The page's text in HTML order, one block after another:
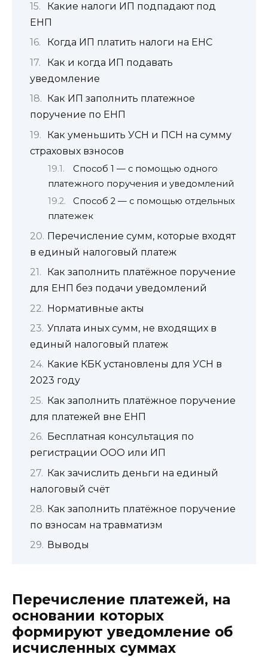
Какие налоги ИП подпадают под
ЕНП
Когда ИП платить налоги на ЕНС
Как и когда ИП подавать
уведомление
Как ИП заполнить платежное
поручение по ЕНП
Как уменьшить УСН и ПСН на сумму
страховых взносов
Способ 1 — с помощью одного
платежного поручения и уведомлений
Способ 2 — с помощью отдельных
платежек
Перечисление сумм, которые входят
в единый налоговый платеж
Как заполнить платёжное поручение
для ЕНП без подачи уведомлений
Нормативные акты
Уплата иных сумм, не входящих в
единый налоговый платеж
Какие КБК установлены для УСН в
2023 году
Как заполнить платёжное поручение
для платежей вне ЕНП
Бесплатная консультация по
регистрации ООО или ИП
Как зачислить деньги на единый
налоговый счёт
Как заполнить платёжное поручение
по взносам на травматизм
Выводы
Перечисление платежей, на
основании которых
формируют уведомление об
исчисленных суммах